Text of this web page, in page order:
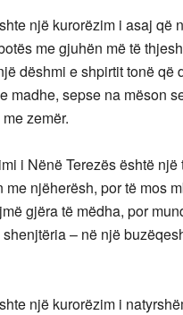
një kurorëzim i asaj që
me gjuhën më të
dëshmi e shpirtit tonë
madhe, sepse na mëson
zemër.
i Nënë Terezës është
me njëherësh, por të mos
gjëra të mëdha, por
– në një
një kurorëzim i